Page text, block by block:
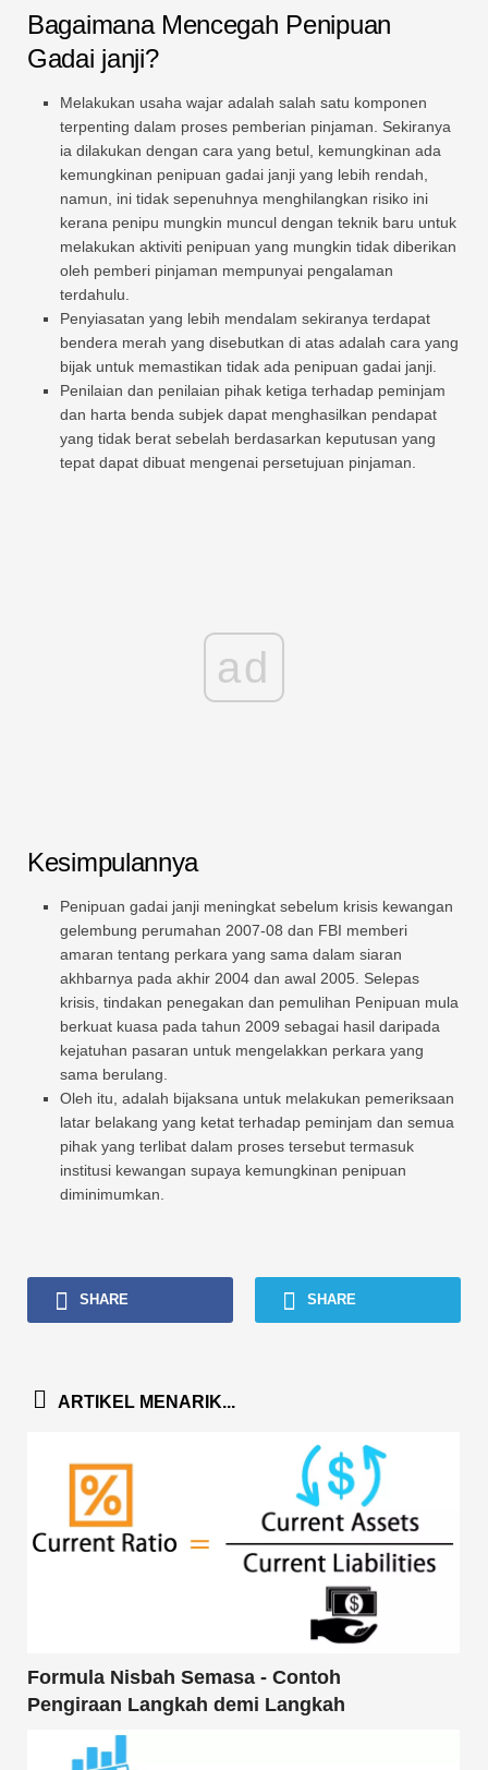
Bagaimana Mencegah Penipuan
Gadai janji?
Melakukan usaha wajar adalah salah satu komponen
terpenting dalam proses pemberian pinjaman. Sekiranya
ia dilakukan dengan cara yang betul, kemungkinan ada
kemungkinan penipuan gadai janji yang lebih rendah,
namun, ini tidak sepenuhnya menghilangkan risiko ini
kerana penipu mungkin muncul dengan teknik baru untuk
melakukan aktiviti penipuan yang mungkin tidak diberikan
oleh pemberi pinjaman mempunyai pengalaman
terdahulu.
Penyiasatan yang lebih mendalam sekiranya terdapat
bendera merah yang disebutkan di atas adalah cara yang
bijak untuk memastikan tidak ada penipuan gadai janji.
Penilaian dan penilaian pihak ketiga terhadap peminjam
dan harta benda subjek dapat menghasilkan pendapat
yang tidak berat sebelah berdasarkan keputusan yang
tepat dapat dibuat mengenai persetujuan pinjaman.
ad
Kesimpulannya
Penipuan gadai janji meningkat sebelum krisis kewangan
gelembung perumahan 2007-08 dan FBI memberi
amaran tentang perkara yang sama dalam siaran
akhbarnya pada akhir 2004 dan awal 2005. Selepas
krisis, tindakan penegakan dan pemulihan Penipuan mula
berkuat kuasa pada tahun 2009 sebagai hasil daripada
kejatuhan pasaran untuk mengelakkan perkara yang
sama berulang.
Oleh itu, adalah bijaksana untuk melakukan pemeriksaan
latar belakang yang ketat terhadap peminjam dan semua
pihak yang terlibat dalam proses tersebut termasuk
institusi kewangan supaya kemungkinan penipuan
diminimumkan.
SHARE SHARE
ARTIKEL MENARIK...
Formula Nisbah Semasa - Contoh
Pengiraan Langkah demi Langkah